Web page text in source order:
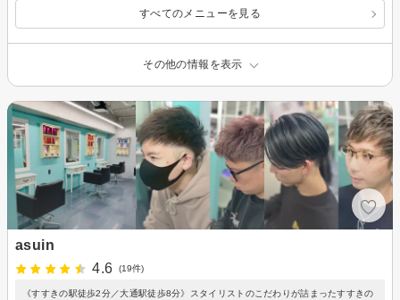
すべてのメニューを見る
その他の情報を表示
asuin
4.6
(19件)
《すすきの駅徒歩2分／大通駅徒歩8分》スタイリストのこだわりが詰まったすすきの